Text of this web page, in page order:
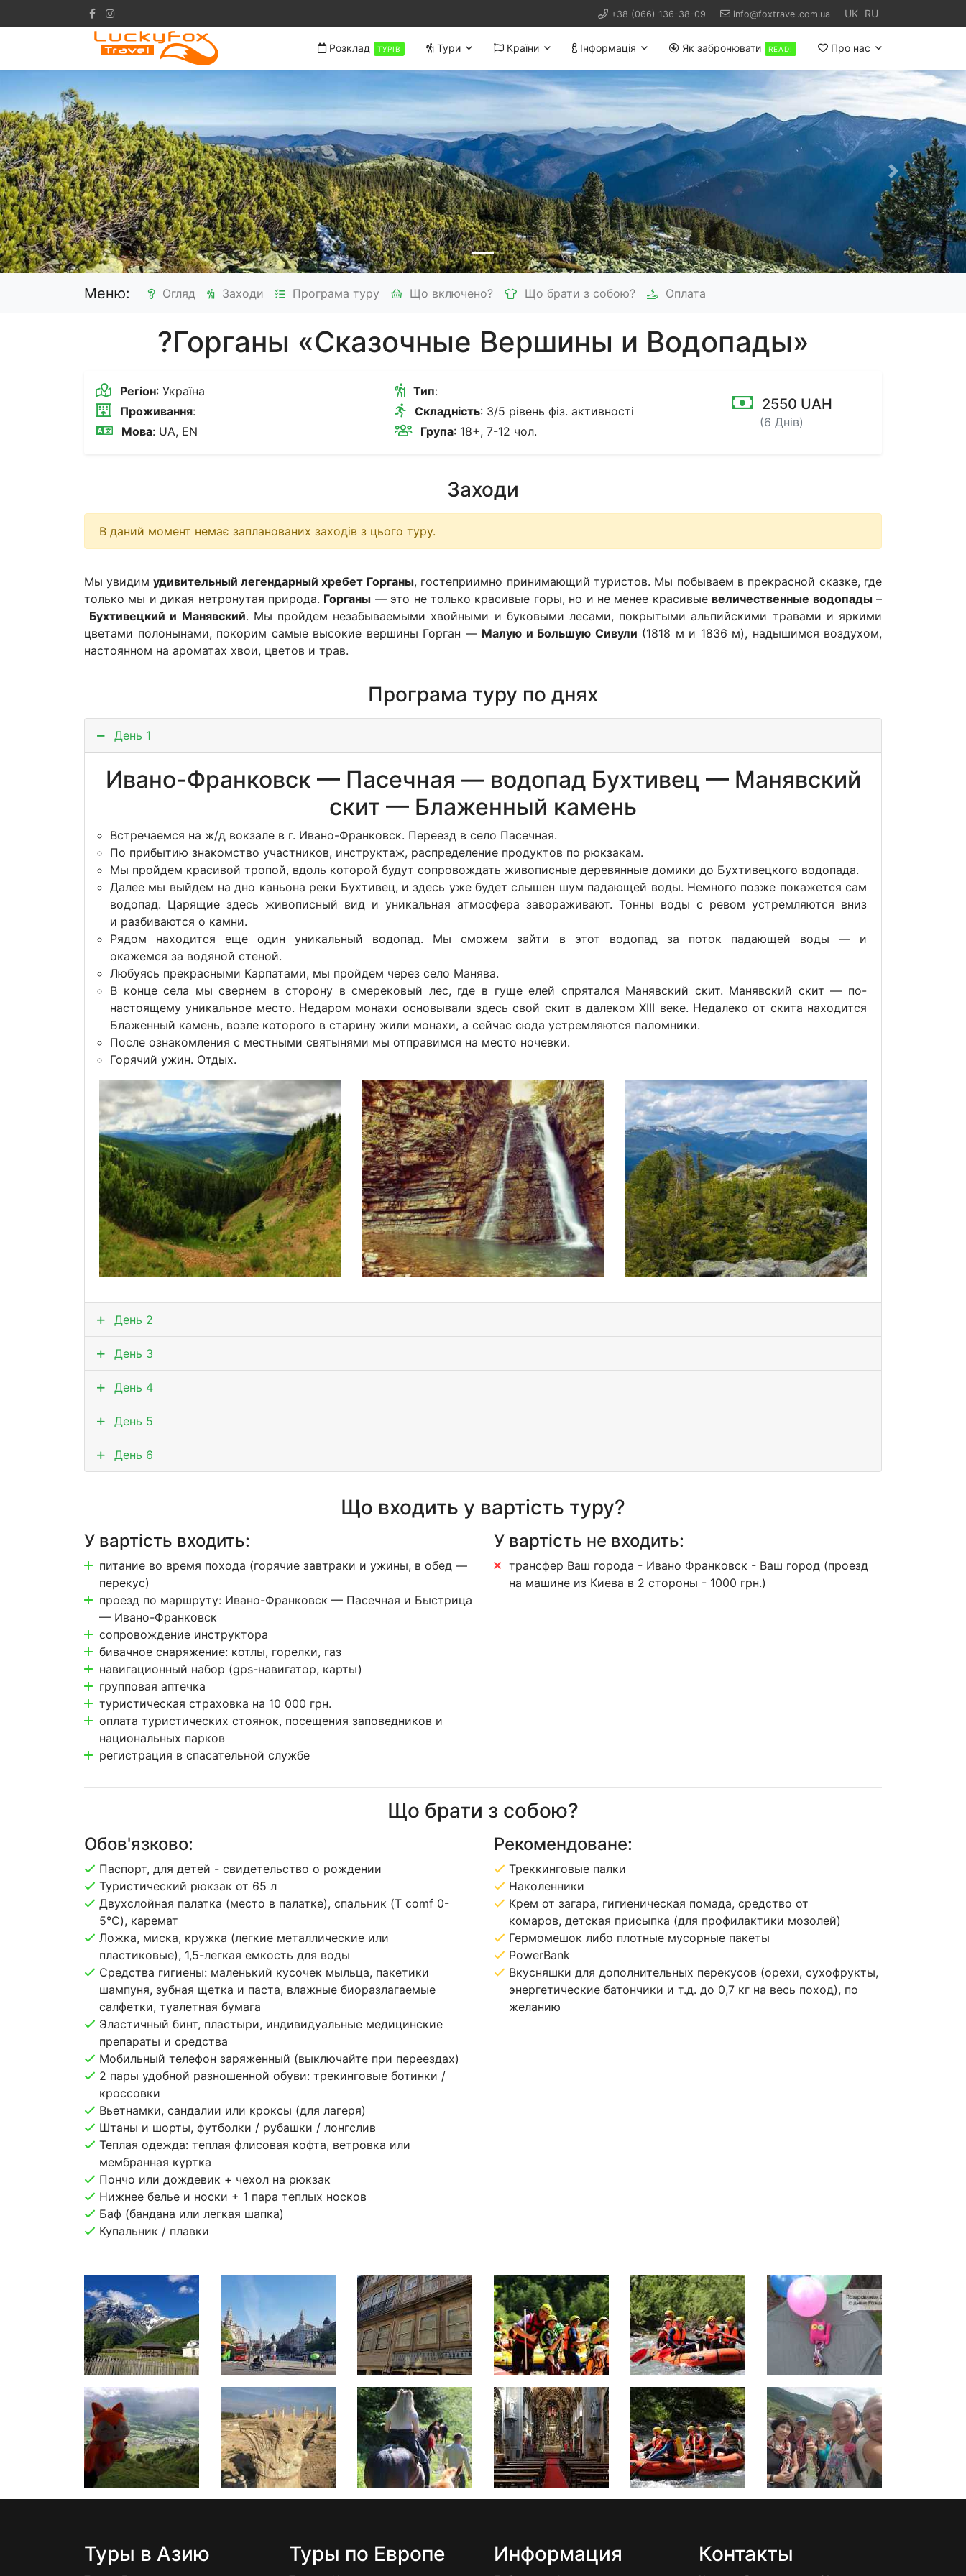
+38 (066) 136-38-09 info@foxtravel.com.ua UK RU
Розклад ТУРІВ Тури Країни Інформація Як забронювати READ! Про нас
Попередній Наступний
Меню: Огляд Заходи Програма туру Що включено? Що брати з собою? Оплата
?Горганы «Сказочные Вершины и Водопады»
Регіон: Україна Тип:
Проживання: Складність: 3/5 рівень фіз. активності
Мова: UA, EN Група: 18+, 7-12 чол.
2550 UAH
(6 Днів)
Заходи
В даний момент немає запланованих заходів з цього туру.
Мы увидим удивительный легендарный хребет Горганы, гостеприимно принимающий туристов. Мы побываем в прекрасной сказке, где
только мы и дикая нетронутая природа. Горганы — это не только красивые горы, но и не менее красивые величественные водопады –
Бухтивецкий и Манявский. Мы пройдем незабываемыми хвойными и буковыми лесами, покрытыми альпийскими травами и яркими
цветами полонынами, покорим самые высокие вершины Горган — Малую и Большую Сивули (1818 м и 1836 м), надышимся воздухом,
настоянном на ароматах хвои, цветов и трав.
Програма туру по днях
День 1
Ивано-Франковск — Пасечная — водопад Бухтивец — Манявский
скит — Блаженный камень
Встречаемся на ж/д вокзале в г. Ивано-Франковск. Переезд в село Пасечная.
По прибытию знакомство участников, инструктаж, распределение продуктов по рюкзакам.
Мы пройдем красивой тропой, вдоль которой будут сопровождать живописные деревянные домики до Бухтивецкого водопада.
Далее мы выйдем на дно каньона реки Бухтивец, и здесь уже будет слышен шум падающей воды. Немного позже покажется сам
водопад. Царящие здесь живописный вид и уникальная атмосфера завораживают. Тонны воды с ревом устремляются вниз
и разбиваются о камни.
Рядом находится еще один уникальный водопад. Мы сможем зайти в этот водопад за поток падающей воды — и
окажемся за водяной стеной.
Любуясь прекрасными Карпатами, мы пройдем через село Манява.
В конце села мы свернем в сторону в смерековый лес, где в гуще елей спрятался Манявский скит. Манявский скит — по-
настоящему уникальное место. Недаром монахи основывали здесь свой скит в далеком XIII веке. Недалеко от скита находится
Блаженный камень, возле которого в старину жили монахи, а сейчас сюда устремляются паломники.
После ознакомления с местными святынями мы отправимся на место ночевки.
Горячий ужин. Отдых.
День 2
День 3
День 4
День 5
День 6
Що входить у вартість туру?
У вартість входить:
питание во время похода (горячие завтраки и ужины, в обед —
перекус)
проезд по маршруту: Ивано-Франковск — Пасечная и Быстрица
— Ивано-Франковск
сопровождение инструктора
бивачное снаряжение: котлы, горелки, газ
навигационный набор (gps-навигатор, карты)
групповая аптечка
туристическая страховка на 10 000 грн.
оплата туристических стоянок, посещения заповедников и
национальных парков
регистрация в спасательной службе
У вартість не входить:
трансфер Ваш города - Ивано Франковск - Ваш город (проезд
на машине из Киева в 2 стороны - 1000 грн.)
Що брати з собою?
Обов'язково:
Паспорт, для детей - свидетельство о рождении
Туристический рюкзак от 65 л
Двухслойная палатка (место в палатке), спальник (T comf 0-
5°C), каремат
Ложка, миска, кружка (легкие металлические или
пластиковые), 1,5-легкая емкость для воды
Средства гигиены: маленький кусочек мыльца, пакетики
шампуня, зубная щетка и паста, влажные биоразлагаемые
салфетки, туалетная бумага
Эластичный бинт, пластыри, индивидуальные медицинские
препараты и средства
Мобильный телефон заряженный (выключайте при переездах)
2 пары удобной разношенной обуви: трекинговые ботинки /
кроссовки
Вьетнамки, сандалии или кроксы (для лагеря)
Штаны и шорты, футболки / рубашки / лонгслив
Теплая одежда: теплая флисовая кофта, ветровка или
мембранная куртка
Пончо или дождевик + чехол на рюкзак
Нижнее белье и носки + 1 пара теплых носков
Баф (бандана или легкая шапка)
Купальник / плавки
Рекомендоване:
Треккинговые палки
Наколенники
Крем от загара, гигиеническая помада, средство от
комаров, детская присыпка (для профилактики мозолей)
Гермомешок либо плотные мусорные пакеты
PowerBank
Вкусняшки для дополнительных перекусов (орехи, сухофрукты,
энергетические батончики и т.д. до 0,7 кг на весь поход), по
желанию
Туры в Азию Туры по Европе Информация Контакты